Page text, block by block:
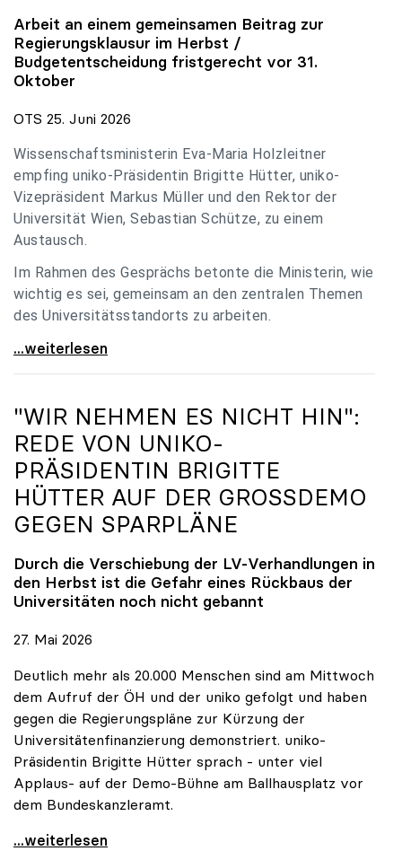
Arbeit an einem gemeinsamen Beitrag zur
Regierungsklausur im Herbst /
Budgetentscheidung fristgerecht vor 31.
Oktober
OTS 25. Juni 2026
Wissenschaftsministerin Eva-Maria Holzleitner
empfing uniko-Präsidentin Brigitte Hütter, uniko-
Vizepräsident Markus Müller und den Rektor der
Universität Wien, Sebastian Schütze, zu einem
Austausch.
Im Rahmen des Gesprächs betonte die Ministerin, wie
wichtig es sei, gemeinsam an den zentralen Themen
des Universitätsstandorts zu arbeiten.
Holzleitner empfing uniko-Spitze zum Austausch
...weiterlesen
"WIR NEHMEN ES NICHT HIN":
REDE VON UNIKO-
PRÄSIDENTIN BRIGITTE
HÜTTER AUF DER GROSSDEMO G
EGEN SPARPLÄNE
Durch die Verschiebung der LV-Verhandlungen in
den Herbst ist die Gefahr eines Rückbaus der
Universitäten noch nicht gebannt
27. Mai 2026
Deutlich mehr als 20.000 Menschen sind am Mittwoch
dem Aufruf der ÖH und der uniko gefolgt und haben
gegen die Regierungspläne zur Kürzung der
Universitätenfinanzierung demonstriert. uniko-
Präsidentin Brigitte Hütter sprach - unter viel
Applaus- auf der Demo-Bühne am Ballhausplatz vor
dem Bundeskanzleramt.
\"Wir nehmen es nicht hin\": Rede von
...weiterlesen